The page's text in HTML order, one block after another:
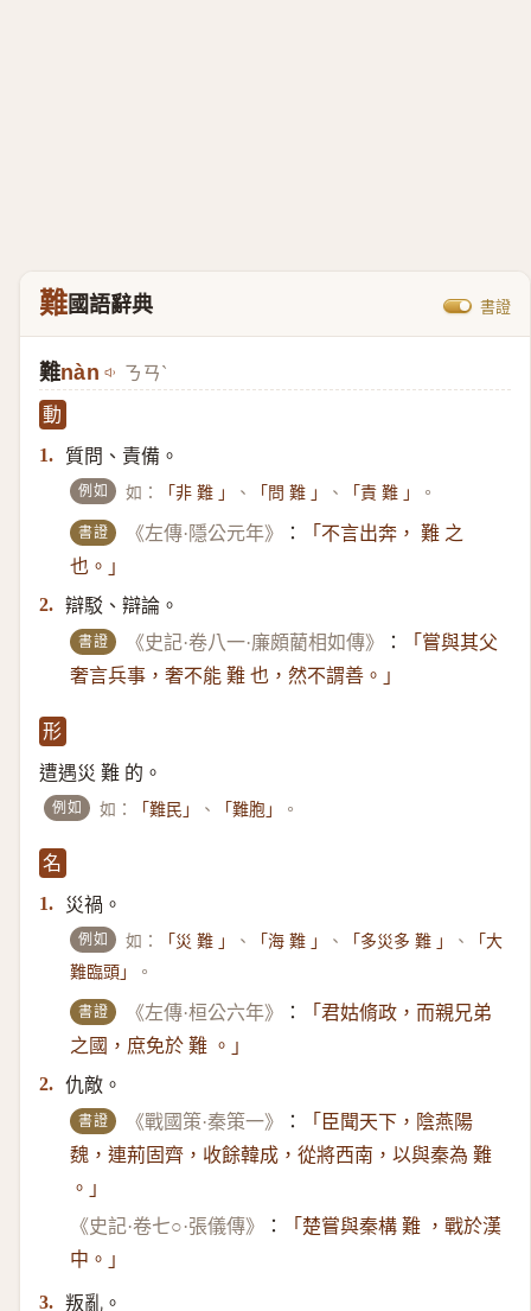
難國語辭典 書證
難nàn ㄋㄢˋ
動
1.
質問、責備。
例如 如： 「非 難 」 、 「問 難 」 、 「責 難 」 。
書證 《左傳·隱公元年》 ：
「不言出奔， 難 之
也。」
2. 辯駁、辯論。
書證 《史記·卷八一·廉頗藺相如傳》 ：
「嘗與其父
奢言兵事，奢不能 難 也，然不謂善。」
形
遭遇災 難 的。
例如 如： 「難民」 、 「難胞」 。
名
1.
災禍。
例如 如： 「災 難 」 、 「海 難 」 、 「多災多 難 」 、
「大
難臨頭」
。
書證 《左傳·桓公六年》 ：
「君姑脩政，而親兄弟
之國，庶免於 難 。」
2. 仇敵。
書證 《戰國策·秦策一》 ：
「臣聞天下，陰燕陽
魏，連荊固齊，收餘韓成，從將西南，以與秦為 難
。」
《史記·卷七○·張儀傳》
：
「楚嘗與秦構 難 ，戰於漢
中。」
3. 叛亂。